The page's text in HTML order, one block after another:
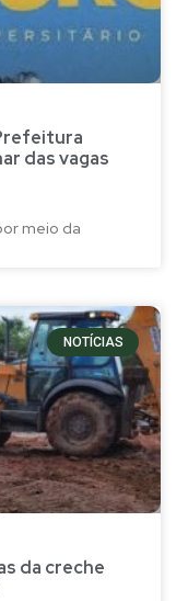
das vagas
meio da
NOTÍCIAS
da creche